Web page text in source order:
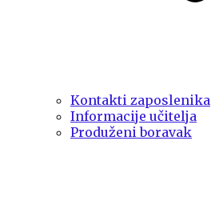
Kontakti zaposlenika
Informacije učitelja
Produženi boravak